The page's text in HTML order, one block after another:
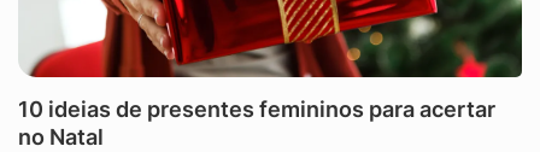
10 ideias de presentes femininos para acertar
no Natal